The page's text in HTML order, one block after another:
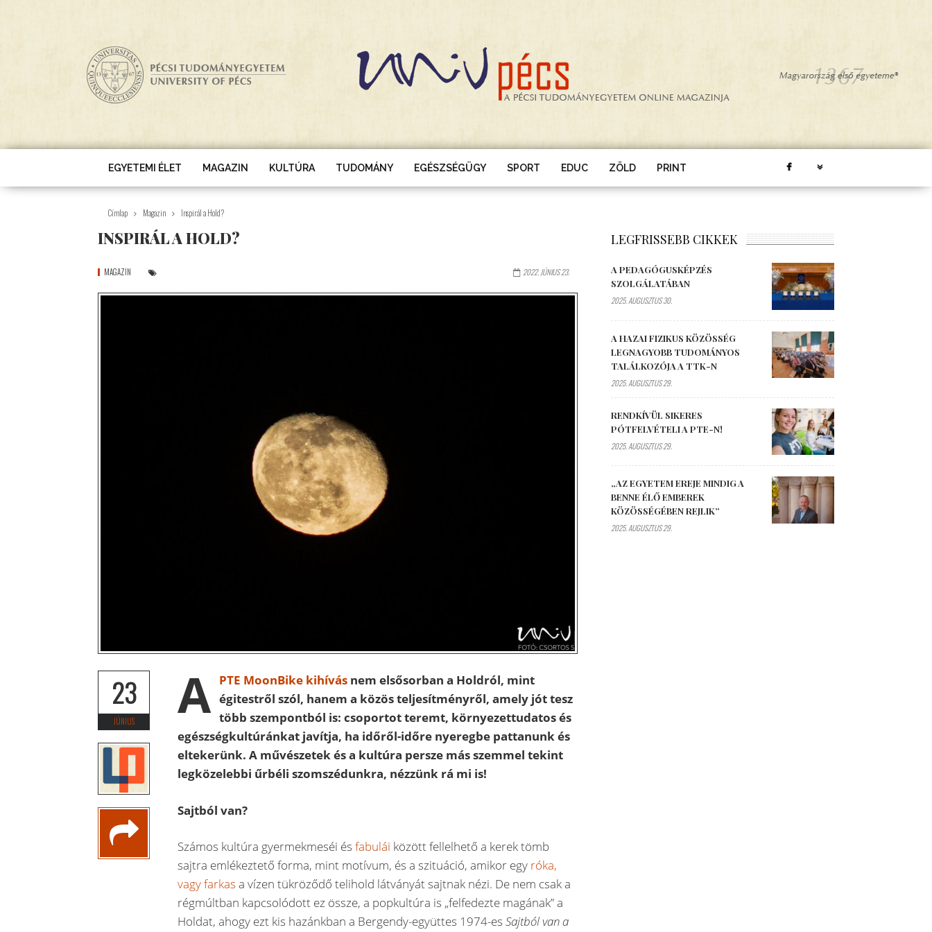
EGYETEMI ÉLET MAGAZIN KULTÚRA TUDOMÁNY EGÉSZSÉGÜGY SPORT EDUC ZÖLD PRINT
Címlap Magazin Inspirál a Hold?
INSPIRÁL A HOLD?
MAGAZIN 2022. JÚNIUS 23.
23
JÚNIUS A PTE MoonBike kihívás nem elsősorban a Holdról, mint
égitestről szól, hanem a közös teljesítményről, amely jót tesz
több szempontból is: csoportot teremt, környezettudatos és
egészségkultúránkat javítja, ha időről-időre nyeregbe pattanunk és
eltekerünk. A művészetek és a kultúra persze más szemmel tekint
legközelebbi űrbéli szomszédunkra, nézzünk rá mi is!
Sajtból van?
Számos kultúra gyermekmeséi ésfabulái között fellelhető a kerek tömb
sajtra emlékeztető forma, mint motívum, és a szituáció, amikor egy róka,
vagy farkas a vízen tükröződő telihold látványát sajtnak nézi. De nem csak a
régmúltban kapcsolódott ez össze, a popkultúra is „felfedezte magának” a
Holdat, ahogy ezt kis hazánkban a Bergendy-együttes 1974-esSajtból van a
LEGFRISSEBB CIKKEK
A PEDAGÓGUSKÉPZÉS
SZOLGÁLATÁBAN
2025. AUGUSZTUS 30.
A HAZAI FIZIKUS KÖZÖSSÉG
LEGNAGYOBB TUDOMÁNYOS
TALÁLKOZÓJA A TTK-N
2025. AUGUSZTUS 29.
RENDKÍVÜL SIKERES
PÓTFELVÉTELI A PTE-N!
2025. AUGUSZTUS 29.
„AZ EGYETEM EREJE MINDIG A
BENNE ÉLŐ EMBEREK
KÖZÖSSÉGÉBEN REJLIK”
2025. AUGUSZTUS 29.